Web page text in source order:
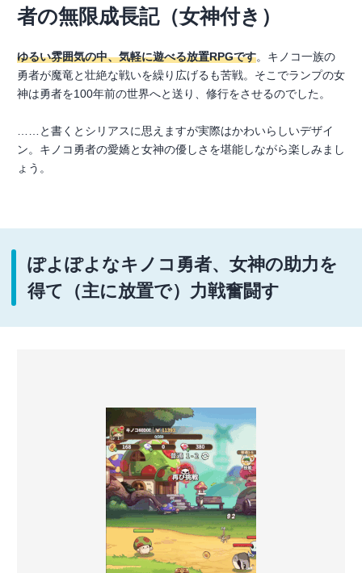
者の無限成長記（女神付き）
ゆるい雰囲気の中、気軽に遊べる放置RPGです。キノコ一族の
勇者が魔竜と壮絶な戦いを繰り広げるも苦戦。そこでランプの女
神は勇者を100年前の世界へと送り、修行をさせるのでした。
……と書くとシリアスに思えますが実際はかわいらしいデザイ
ン。キノコ勇者の愛嬌と女神の優しさを堪能しながら楽しみまし
ょう。
ぽよぽよなキノコ勇者、女神の助力を
得て（主に放置で）力戦奮闘す